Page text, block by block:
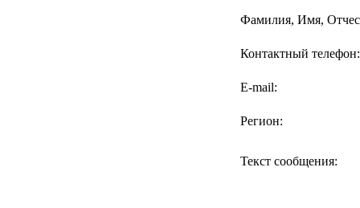
Фамилия, Имя,
Контактный телефон:
E-mail:
Регион:
Текст сообщения: